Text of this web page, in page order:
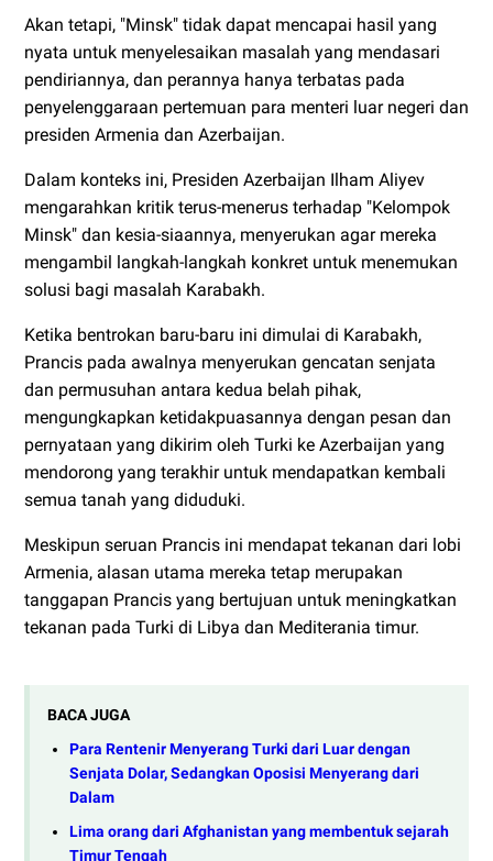
Akan tetapi, "Minsk" tidak dapat mencapai hasil yang
nyata untuk menyelesaikan masalah yang mendasari
pendiriannya, dan perannya hanya terbatas pada
penyelenggaraan pertemuan para menteri luar negeri dan
presiden Armenia dan Azerbaijan.
Dalam konteks ini, Presiden Azerbaijan Ilham Aliyev
mengarahkan kritik terus-menerus terhadap "Kelompok
Minsk" dan kesia-siaannya, menyerukan agar mereka
mengambil langkah-langkah konkret untuk menemukan
solusi bagi masalah Karabakh.
Ketika bentrokan baru-baru ini dimulai di Karabakh,
Prancis pada awalnya menyerukan gencatan senjata
dan permusuhan antara kedua belah pihak,
mengungkapkan ketidakpuasannya dengan pesan dan
pernyataan yang dikirim oleh Turki ke Azerbaijan yang
mendorong yang terakhir untuk mendapatkan kembali
semua tanah yang diduduki.
Meskipun seruan Prancis ini mendapat tekanan dari lobi
Armenia, alasan utama mereka tetap merupakan
tanggapan Prancis yang bertujuan untuk meningkatkan
tekanan pada Turki di Libya dan Mediterania timur.
BACA JUGA
Para Rentenir Menyerang Turki dari Luar dengan
Senjata Dolar, Sedangkan Oposisi Menyerang dari
Dalam
Lima orang dari Afghanistan yang membentuk sejarah
Timur Tengah